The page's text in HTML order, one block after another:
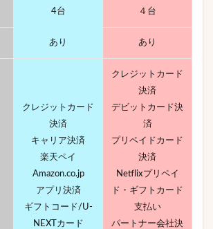
4台 ４台
あり あり
クレジットカード
決済
キャリア決済
楽天ペイ
Amazon.co.jp
アプリ決済
ギフトコード/U-
NEXTカード
クレジットカード
決済
デビットカード決
済
プリペイドカード
決済
Netflixプリペイ
ド・ギフトカード
支払い
パートナー会社決